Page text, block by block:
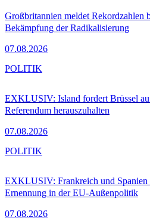
Großbritannien meldet Rekordzahlen
Bekämpfung der Radikalisierung
07.08.2026
EXKLUSIV: Island fordert Brüssel
Referendum herauszuhalten
07.08.2026
POLITIK
EXKLUSIV: Frankreich und Spanien
Ernennung in der EU-Außenpolitik
07.08.2026
POLITIK